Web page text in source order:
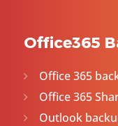
Office365
Office 365
Office 365
Outlook